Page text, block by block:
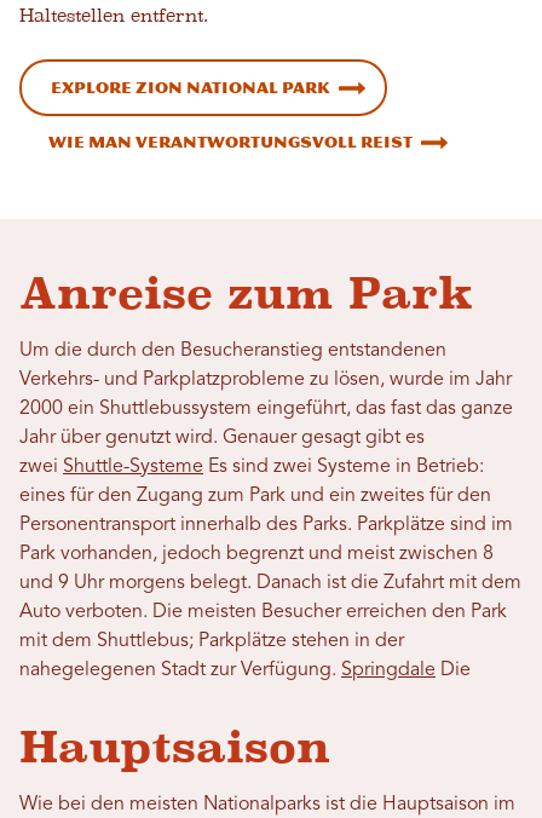
Haltestellen entfernt.
EXPLORE ZION NATIONAL PARK
Wie man verantwortungsvoll reist
Anreise zum Park
Um die durch den Besucheranstieg entstandenen
Verkehrs- und Parkplatzprobleme zu lösen, wurde im Jahr
2000 ein Shuttlebussystem eingeführt, das fast das ganze
Jahr über genutzt wird. Genauer gesagt gibt es
zwei Shuttle-Systeme Es sind zwei Systeme in Betrieb:
eines für den Zugang zum Park und ein zweites für den
Personentransport innerhalb des Parks. Parkplätze sind im
Park vorhanden, jedoch begrenzt und meist zwischen 8
und 9 Uhr morgens belegt. Danach ist die Zufahrt mit dem
Auto verboten. Die meisten Besucher erreichen den Park
mit dem Shuttlebus; Parkplätze stehen in der
nahegelegenen Stadt zur Verfügung. Springdale Die
Hauptsaison
Wie bei den meisten Nationalparks ist die Hauptsaison im